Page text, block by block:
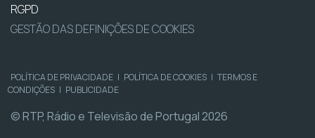
RGPD
GESTÃO DAS DEFINIÇÕES DE COOKIES
POLÍTICA DE PRIVACIDADE | POLÍTICA DE COOKIES | TERMOS E
CONDIÇÕES | PUBLICIDADE
© RTP, Rádio e Televisão de Portugal 2026